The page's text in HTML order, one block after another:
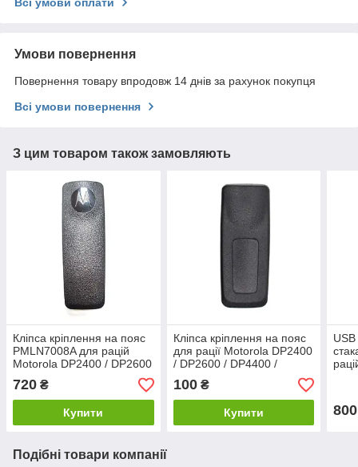
Умови повернення
Повернення товару впродовж 14 днів за рахунок покупця
Всі умови повернення
З цим товаром також замовляють
Кліпса кріплення на пояс
PMLN7008A для рацій
Motorola DP2400 / DP2600
/ DP4400 / DP4600 /
DP4800 / R7
720 ₴
Купити
Кліпса кріплення на пояс
для рації Motorola DP2400
/ DP2600 / DP4400 /
DP4600 / DP4800 / R7
100₴
Купити 800
Подібні товари компанії